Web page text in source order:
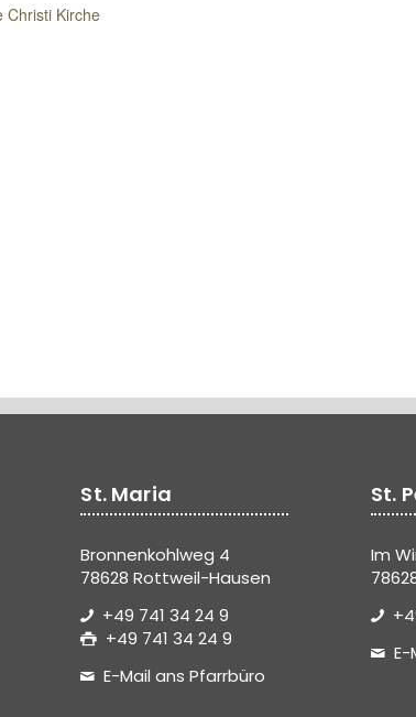
Christi Kirche
St. Maria
Bronnenkohlweg 4
78628 Rottweil-Hausen
+49 741 34 24 9
+49 741 34 24 9
E-Mail ans Pfarrbüro
St.
Im
E-